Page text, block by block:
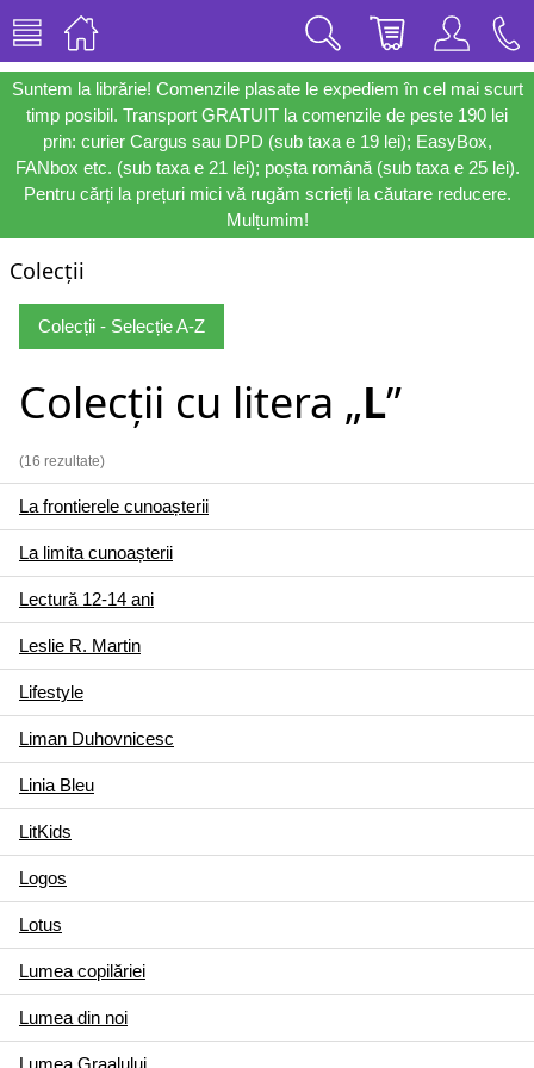
Suntem la librărie! Comenzile plasate le expediem în cel mai scurt
timp posibil. Transport GRATUIT la comenzile de peste 190 lei
prin: curier Cargus sau DPD (sub taxa e 19 lei); EasyBox,
FANbox etc. (sub taxa e 21 lei); poșta română (sub taxa e 25 lei).
Pentru cărți la prețuri mici vă rugăm scrieți la căutare reducere.
Mulțumim!
Colecții
Colecții - Selecție A-Z
Colecții cu litera „L”
(16 rezultate)
La frontierele cunoașterii
La limita cunoașterii
Lectură 12-14 ani
Leslie R. Martin
Lifestyle
Liman Duhovnicesc
Linia Bleu
LitKids
Logos
Lotus
Lumea copilăriei
Lumea din noi